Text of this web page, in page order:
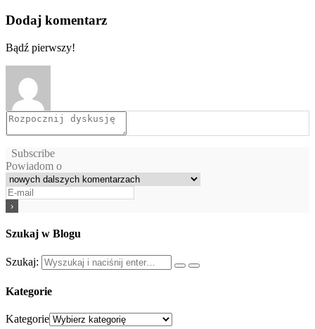
Dodaj komentarz
Bądź pierwszy!
Subscribe
Powiadom o
Szukaj w Blogu
Szukaj:
Kategorie
Kategorie